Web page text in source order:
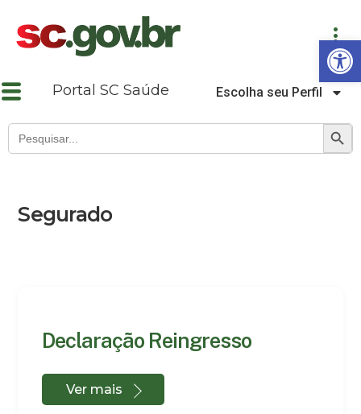
Abrir a barra de ferramentas
Portal SC Saúde Escolha seu Perfil
Search
for:
SEARCH
Segurado
Declaração Reingresso
Ver mais